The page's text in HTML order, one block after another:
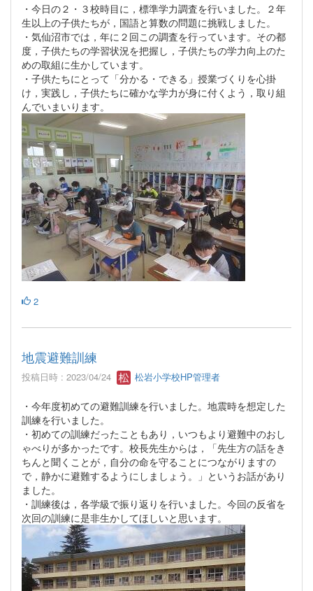
・今日の２・３校時目に，標準学力調査を行いました。２年
生以上の子供たちが，国語と算数の問題に挑戦しました。
・気仙沼市では，年に２回この調査を行っています。その都
度，子供たちの学習状況を把握し，子供たちの学力向上のた
めの取組に生かしています。
・子供たちにとって「分かる・できる」授業づくりを心掛
け，実践し，子供たちに確かな学力が身に付くよう，取り組
んでいまいります。
2
地震避難訓練
投稿日時 : 2023/04/24 松岩小学校HP管理者
・今年度初めての避難訓練を行いました。地震時を想定した
訓練を行いました。
・初めての訓練だったこともあり，いつもより避難中のおし
ゃべりが多かったです。校長先生からは，「先生方の話をき
ちんと聞くことが，自分の命を守ることにつながりますの
で，静かに避難するようにしましょう。」というお話があり
ました。
・訓練後は，各学級で振り返りを行いました。今回の反省を
次回の訓練に是非生かしてほしいと思います。